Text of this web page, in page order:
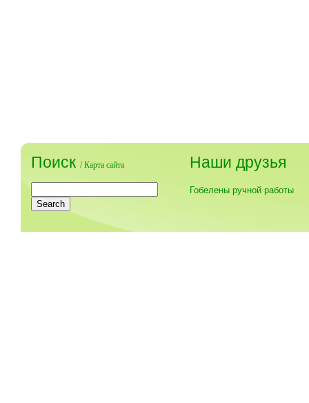
Поиск /Карта сайта Наши друзья
Гобелены ручной работы